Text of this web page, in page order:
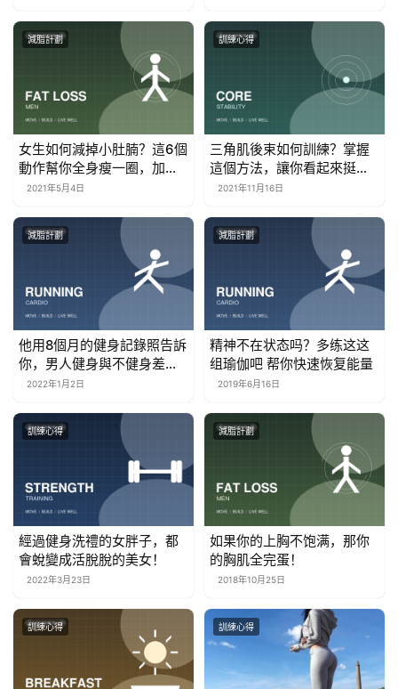
減脂計劃
女生如何減掉小肚腩？這6個
動作幫你全身瘦一圈，加快
燃脂減脂
2021年5月4日
訓練心得
三角肌後束如何訓練？掌握
這個方法，讓你看起來挺拔
有力量
2021年11月16日
減脂計劃
他用8個月的健身記錄照告訴
你，男人健身與不健身差距
到底有多大
2022年1月2日
減脂計劃
精神不在状态吗？多练这这
组瑜伽吧 帮你快速恢复能量
2019年6月16日
訓練心得
經過健身洗禮的女胖子，都
會蛻變成活脫脫的美女！
2022年3月23日
減脂計劃
如果你的上胸不饱满，那你
的胸肌全完蛋！
2018年10月25日
訓練心得 訓練心得